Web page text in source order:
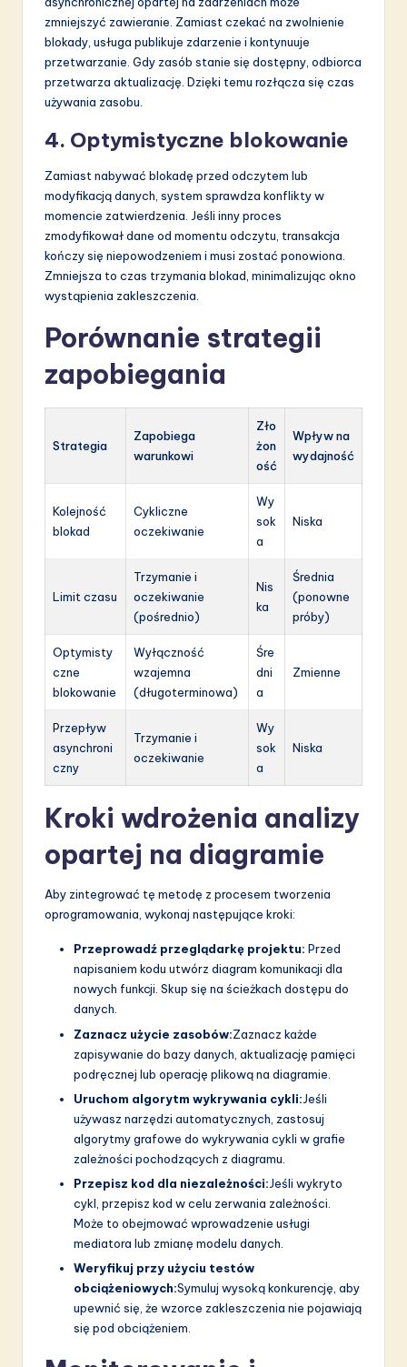
zmniejszyć zawieranie. Zamiast czekać na zwolnienie
blokady, usługa publikuje zdarzenie i kontynuuje
przetwarzanie. Gdy zasób stanie się dostępny, odbiorca
przetwarza aktualizację. Dzięki temu rozłącza się czas
używania zasobu.
4. Optymistyczne blokowanie
Zamiast nabywać blokadę przed odczytem lub
modyfikacją danych, system sprawdza konflikty w
momencie zatwierdzenia. Jeśli inny proces
zmodyfikował dane od momentu odczytu, transakcja
kończy się niepowodzeniem i musi zostać ponowiona.
Zmniejsza to czas trzymania blokad, minimalizując okno
wystąpienia zakleszczenia.
Porównanie strategii
zapobiegania
Strategia
Zapobiega
warunkowi
Zło
żon
ość
Wpływ na
wydajność
Kolejność
blokad
Cykliczne
oczekiwanie
Wy
sok
a
Niska
Limit czasu
Trzymanie i
oczekiwanie
(pośrednio)
Nis
ka
Średnia
(ponowne
próby)
Optymisty
czne
blokowanie
Wyłączność
wzajemna
(długoterminowa)
Śre
dni
a
Zmienne
Przepływ
asynchroni
czny
Trzymanie i
oczekiwanie
Wy
sok
a
Niska
Kroki wdrożenia analizy
opartej na diagramie
Aby zintegrować tę metodę z procesem tworzenia
oprogramowania, wykonaj następujące kroki:
Przeprowadź przeglądarkę projektu: Przed
napisaniem kodu utwórz diagram komunikacji dla
nowych funkcji. Skup się na ścieżkach dostępu do
danych.
Zaznacz użycie zasobów:Zaznacz każde
zapisywanie do bazy danych, aktualizację pamięci
podręcznej lub operację plikową na diagramie.
Uruchom algorytm wykrywania cykli:Jeśli
używasz narzędzi automatycznych, zastosuj
algorytmy grafowe do wykrywania cykli w grafie
zależności pochodzących z diagramu.
Przepisz kod dla niezależności:Jeśli wykryto
cykl, przepisz kod w celu zerwania zależności.
Może to obejmować wprowadzenie usługi
mediatora lub zmianę modelu danych.
Weryfikuj przy użyciu testów
obciążeniowych:Symuluj wysoką konkurencję, aby
upewnić się, że wzorce zakleszczenia nie pojawiają
się pod obciążeniem.